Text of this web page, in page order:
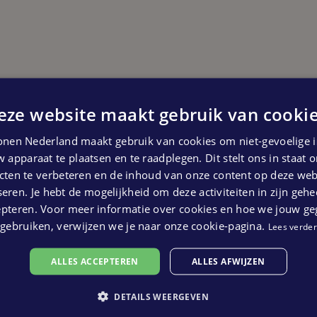
Start bouw
Derde kwartaal 2025
geen rechten ontleend worden aan bovenstaande
website maakt gebruik van
Nederland maakt gebruik van cookies om niet-gevoelige
apparaat te plaatsen en te raadplegen. Dit stelt ons in staat
te verbeteren en de inhoud van onze content op deze
Je hebt de mogelijkheid om deze activiteiten in zijn
Voor meer informatie over cookies en hoe we jouw
gebruiken, verwijzen we je naar onze cookie-pagina. Lees verder
ALLES ACCEPTEREN ALLES AFWIJZEN
DETAILS WEERGEVEN